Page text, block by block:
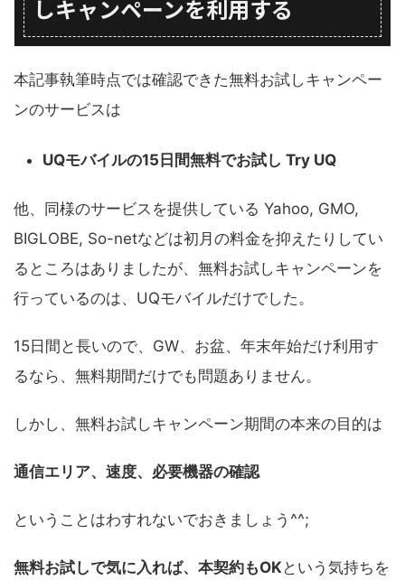
しキャンペーンを利用する
本記事執筆時点では確認できた無料お試しキャンペー
ンのサービスは
UQモバイルの15日間無料でお試し Try UQ
他、同様のサービスを提供している Yahoo, GMO,
BIGLOBE, So-netなどは初月の料金を抑えたりしてい
るところはありましたが、無料お試しキャンペーンを
行っているのは、UQモバイルだけでした。
15日間と長いので、GW、お盆、年末年始だけ利用す
るなら、無料期間だけでも問題ありません。
しかし、無料お試しキャンペーン期間の本来の目的は
通信エリア、速度、必要機器の確認
ということはわすれないでおきましょう^^;
無料お試しで気に入れば、本契約もOK という気持ちを